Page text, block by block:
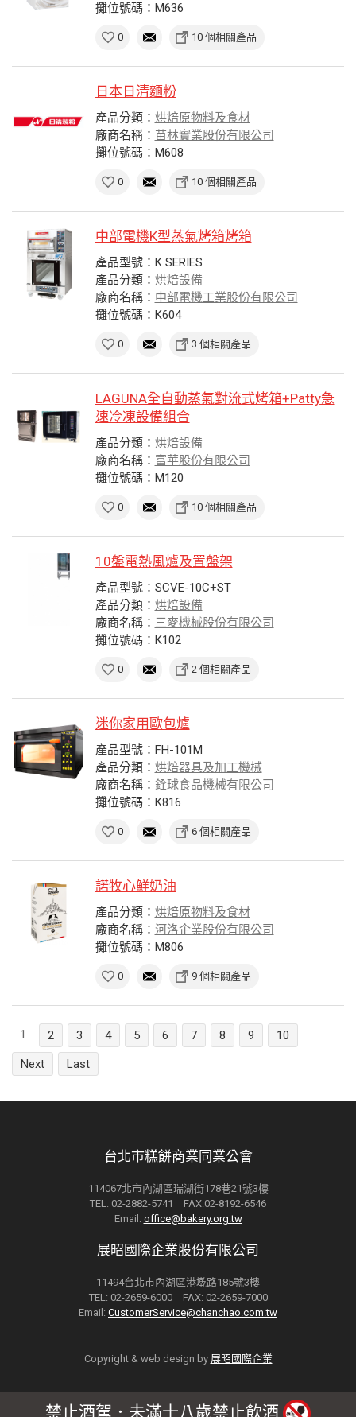
攤位號碼：M636
0 10 個相關產品
日本日清麵粉
產品分類： 烘焙原物料及食材
廠商名稱： 苗林實業股份有限公司
攤位號碼：M608
0 10 個相關產品
中部電機K型蒸氣烤箱烤箱
產品型號：K SERIES
產品分類： 烘焙設備
廠商名稱： 中部電機工業股份有限公司
攤位號碼：K604
0 3 個相關產品
LAGUNA全自動蒸氣對流式烤箱+Patty急
速冷凍設備組合
產品分類： 烘焙設備
廠商名稱： 富華股份有限公司
攤位號碼：M120
0 10 個相關產品
10盤電熱風爐及置盤架
產品型號：SCVE-10C+ST
產品分類： 烘焙設備
廠商名稱： 三麥機械股份有限公司
攤位號碼：K102
0 2 個相關產品
迷你家用歐包爐
產品型號：FH-101M
產品分類： 烘焙器具及加工機械
廠商名稱： 銓球食品機械有限公司
攤位號碼：K816
0 6 個相關產品
諾牧心鮮奶油
產品分類： 烘焙原物料及食材
廠商名稱： 河洛企業股份有限公司
攤位號碼：M806
0 9 個相關產品
1 2 3 4 5 6 7 8 9
10
Next
Last
台北市糕餅商業同業公會
114067北市內湖區瑞湖街178巷21號3樓
TEL: 02-2882-5741 FAX:02-8192-6546
Email: office@bakery.org.tw
展昭國際企業股份有限公司
11494台北市內湖區港墘路185號3樓
TEL: 02-2659-6000 FAX: 02-2659-7000
Email: CustomerService@chanchao.com.tw
Copyright & web design by 展昭國際企業
禁止酒駕．未滿十八歲禁止飲酒